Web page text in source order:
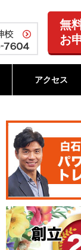
無
お
アクセス